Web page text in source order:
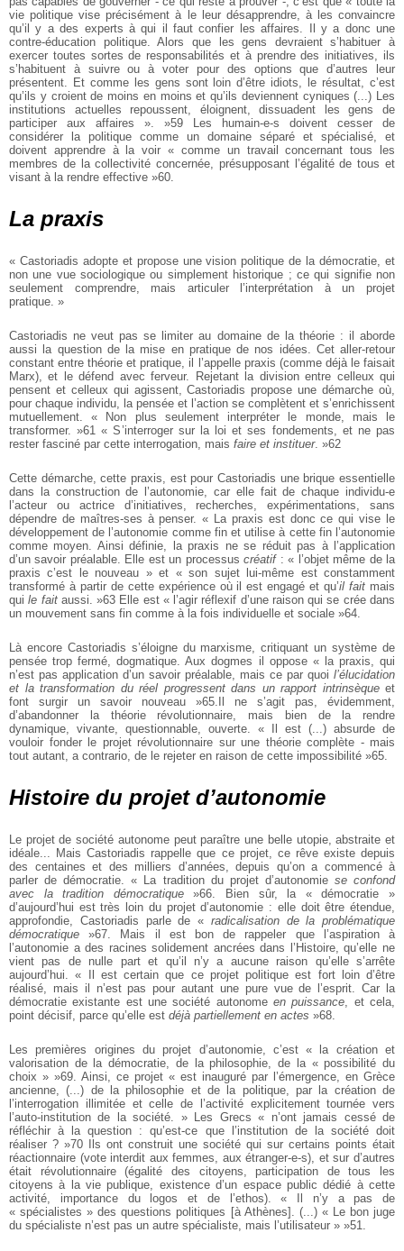
vie politique vise précisément à le leur désapprendre, à les convaincre
qu’il y a des experts à qui il faut confier les affaires. Il y a donc une
contre-éducation politique. Alors que les gens devraient s’habituer à
exercer toutes sortes de responsabilités et à prendre des initiatives, ils
s’habituent à suivre ou à voter pour des options que d’autres leur
présentent. Et comme les gens sont loin d’être idiots, le résultat, c’est
qu’ils y croient de moins en moins et qu’ils deviennent cyniques (...) Les
institutions actuelles repoussent, éloignent, dissuadent les gens de
participer aux affaires ». »59 Les humain-e-s doivent cesser de
considérer la politique comme un domaine séparé et spécialisé, et
doivent apprendre à la voir « comme un travail concernant tous les
membres de la collectivité concernée, présupposant l’égalité de tous et
visant à la rendre effective »60.
La praxis
« Castoriadis adopte et propose une vision politique de la démocratie, et
non une vue sociologique ou simplement historique ; ce qui signifie non
seulement comprendre, mais articuler l’interprétation à un projet
pratique. »
Castoriadis ne veut pas se limiter au domaine de la théorie : il aborde
aussi la question de la mise en pratique de nos idées. Cet aller-retour
constant entre théorie et pratique, il l’appelle praxis (comme déjà le faisait
Marx), et le défend avec ferveur. Rejetant la division entre celleux qui
pensent et celleux qui agissent, Castoriadis propose une démarche où,
pour chaque individu, la pensée et l’action se complètent et s’enrichissent
mutuellement. « Non plus seulement interpréter le monde, mais le
transformer. »61 « S’interroger sur la loi et ses fondements, et ne pas
rester fasciné par cette interrogation, mais faire et instituer. »62
Cette démarche, cette praxis, est pour Castoriadis une brique essentielle
dans la construction de l’autonomie, car elle fait de chaque individu-e
l’acteur ou actrice d’initiatives, recherches, expérimentations, sans
dépendre de maîtres-ses à penser. « La praxis est donc ce qui vise le
développement de l’autonomie comme fin et utilise à cette fin l’autonomie
comme moyen. Ainsi définie, la praxis ne se réduit pas à l’application
d’un savoir préalable. Elle est un processuscréatif: « l’objet même de la
praxis c’est le nouveau » et « son sujet lui-même est constamment
transformé à partir de cette expérience où il est engagé et qu’il fait mais
quile faitaussi. »63 Elle est « l’agir réflexif d’une raison qui se crée dans
un mouvement sans fin comme à la fois individuelle et sociale »64.
Là encore Castoriadis s’éloigne du marxisme, critiquant un système de
pensée trop fermé, dogmatique. Aux dogmes il oppose « la praxis, qui
n’est pas application d’un savoir préalable, mais ce par quoi l’élucidation
et la transformation du réel progressent dans un rapport intrinsèqueet
font surgir un savoir nouveau »65.Il ne s’agit pas, évidemment,
d’abandonner la théorie révolutionnaire, mais bien de la rendre
dynamique, vivante, questionnable, ouverte. « Il est (...) absurde de
vouloir fonder le projet révolutionnaire sur une théorie complète - mais
tout autant, a contrario, de le rejeter en raison de cette impossibilité »65.
Histoire du projet d’autonomie
Le projet de société autonome peut paraître une belle utopie, abstraite et
idéale... Mais Castoriadis rappelle que ce projet, ce rêve existe depuis
des centaines et des milliers d’années, depuis qu’on a commencé à
parler de démocratie. « La tradition du projet d’autonomie se confond
avec la tradition démocratique»66. Bien sûr, la « démocratie »
d’aujourd’hui est très loin du projet d’autonomie : elle doit être étendue,
approfondie, Castoriadis parle de « radicalisation de la problématique
démocratique »67. Mais il est bon de rappeler que l’aspiration à
l’autonomie a des racines solidement ancrées dans l’Histoire, qu’elle ne
vient pas de nulle part et qu’il n’y a aucune raison qu’elle s’arrête
aujourd’hui. « Il est certain que ce projet politique est fort loin d’être
réalisé, mais il n’est pas pour autant une pure vue de l’esprit. Car la
démocratie existante est une société autonome en puissance , et cela,
point décisif, parce qu’elle est déjà partiellement en actes »68.
Les premières origines du projet d’autonomie, c’est « la création et
valorisation de la démocratie, de la philosophie, de la « possibilité du
choix » »69. Ainsi, ce projet « est inauguré par l’émergence, en Grèce
ancienne, (...) de la philosophie et de la politique, par la création de
l’interrogation illimitée et celle de l’activité explicitement tournée vers
l’auto-institution de la société. » Les Grecs « n’ont jamais cessé de
réfléchir à la question : qu’est-ce que l’institution de la société doit
réaliser ? »70 Ils ont construit une société qui sur certains points était
réactionnaire (vote interdit aux femmes, aux étranger-e-s), et sur d’autres
était révolutionnaire (égalité des citoyens, participation de tous les
citoyens à la vie publique, existence d’un espace public dédié à cette
activité, importance du logos et de l’ethos). « Il n’y a pas de
« spécialistes » des questions politiques [à Athènes]. (...) « Le bon juge
du spécialiste n’est pas un autre spécialiste, mais l’utilisateur » »51.